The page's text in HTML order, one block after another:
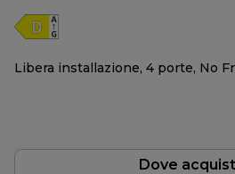
Libera installazione, 4 porte, No
Dove